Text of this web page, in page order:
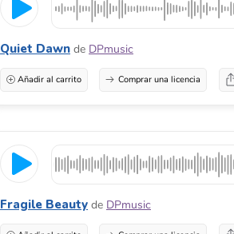
Quiet Dawn de DPmusic
Añadir al carrito Comprar una licencia
Fragile Beauty de DPmusic